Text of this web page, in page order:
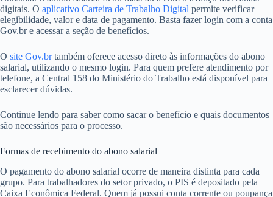
digitais. O aplicativo Carteira de Trabalho Digital permite verificar
elegibilidade, valor e data de pagamento. Basta fazer login com a conta
Gov.br e acessar a seção de benefícios.
O site Gov.brtambém oferece acesso direto às informações do abono
salarial, utilizando o mesmo login. Para quem prefere atendimento por
telefone, a Central 158 do Ministério do Trabalho está disponível para
esclarecer dúvidas.
Continue lendo para saber como sacar o benefício e quais documentos
são necessários para o processo.
Formas de recebimento do abono salarial
O pagamento do abono salarial ocorre de maneira distinta para cada
grupo. Para trabalhadores do setor privado, o PIS é depositado pela
Caixa Econômica Federal. Quem já possui conta corrente ou poupança